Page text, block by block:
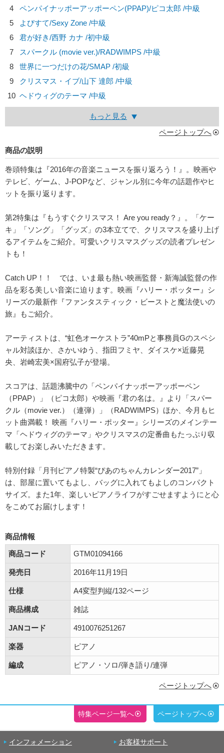
4
ペンパイナッポーアッポーペン(PPAP)/ピコ太郎 /中級
5
よびすて/Sexy Zone /中級
6
君が好き/西野 カナ /初中級
7
スパークル (movie ver.)/RADWIMPS /中級
8
世界に一つだけの花/SMAP /初級
9
クリスマス・イブ/山下 達郎 /中級
10 ヘドウィグのテーマ /中級
もっと見る
ページトップへ
商品の説明
巻頭特集は『2016年の音楽ニュースを振り返ろう！』。映画や
テレビ、ゲーム、J-POPなど、ジャンル別に今年の話題作やヒ
ットを振り返ります。
第2特集は『もうすぐクリスマス！ Are you ready？』。「ケー
キ」「ソング」「グッズ」の3本立てで、クリスマスを盛り上げ
るアイテムをご紹介。可愛いクリスマスグッズの読者プレゼン
トも！
Catch UP！！ では、いま最も熱い映画監督・新海誠監督の作
品を彩る美しい音楽に迫ります。映画『ハリー・ポッター』シ
リーズの最新作『ファンタスティック・ビーストと魔法使いの
旅』もご紹介。
アーティストは、“虹色オーケストラ”40mPと事務員Gのスペシ
ャル対談ほか、さかいゆう、指田フミヤ、ダイスケ×近藤晃
央、岩崎宏美×国府弘子が登場。
スコアは、話題沸騰中の「ペンパイナッポーアッポーペン
（PPAP）」（ピコ太郎）や映画『君の名は。』より「スパー
クル（movie ver.）（連弾）」（RADWIMPS）ほか、今月もヒ
ット曲満載！ 映画『ハリー・ポッター』シリーズのメインテー
マ「ヘドウィグのテーマ」やクリスマスの定番曲もたっぷり収
載してお楽しみいただきます。
特別付録「月刊ピアノ特製“ぴあのちゃんカレンダー2017”」
は、部屋に置いてもよし、バッグに入れてもよしのコンパクト
サイズ。また1年、楽しいピアノライフがすごせますようにと心
をこめてお届けします！
商品情報
商品コード
GTM01094166
発売日 2016年11月19日
仕様 A4変型判縦/132ページ
商品構成 雑誌
JANコード 4910076251267
楽器 ピアノ
編成 ピアノ・ソロ/弾き語り/連弾
ページトップへ
特集ページ一覧へ ページトップへ
インフォメーション お客様サポート